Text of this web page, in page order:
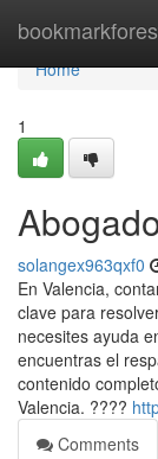
Home
Home
1
solangex963qxf0
En Valencia,
clave para
necesites ayuda
encuentras el
contenido
Valencia. ????
Comments